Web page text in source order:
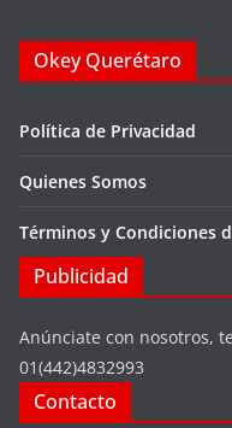
Okey Querétaro
Política de Privacidad
Quienes Somos
Términos y Condiciones
Publicidad
Anúnciate con nosotros,
01(442)4832993
Contacto